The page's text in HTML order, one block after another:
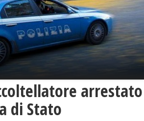
arrestato
di Stato